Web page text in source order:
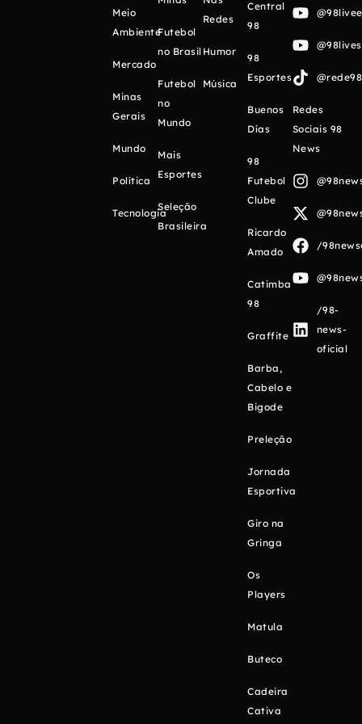
Meio
Ambiente
Mercado
Minas
Gerais
Mundo
Política
Tecnologia
Futebol
no Brasil
Futebol
no
Mundo
Mais
Esportes
Seleção
Brasileira
Redes
Humor
Música
Central
98
98
Esportes
Buenos
Días
98
Futebol
Clube
Ricardo
Amado
Catimba
98
Graffite
Barba,
Cabelo e
Bigode
Preleção
Jornada
Esportiva
Giro na
Gringa
Os
Players
Matula
Buteco
Cadeira
Cativa
Redes
Sociais 98
News
/
/98-
news-
oficial